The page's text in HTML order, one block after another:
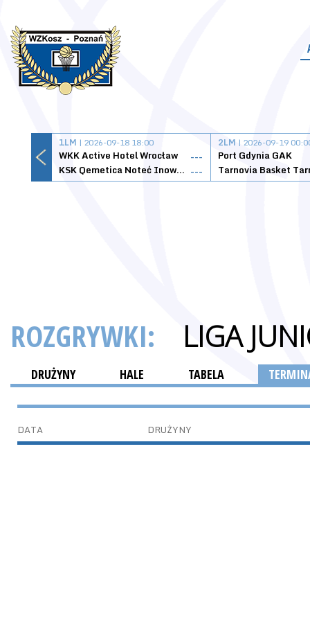
1LM | 2026-09-18 18:00
WKK Active Hotel Wrocław
---
KSK Qemetica Noteć Inowrocław ---
2LM | 2026-09-19
Port Gdynia GAK
ROZGRYWKI: LIGA
DRUŻYNY HALE TABELA
DATA DRUŻYNY